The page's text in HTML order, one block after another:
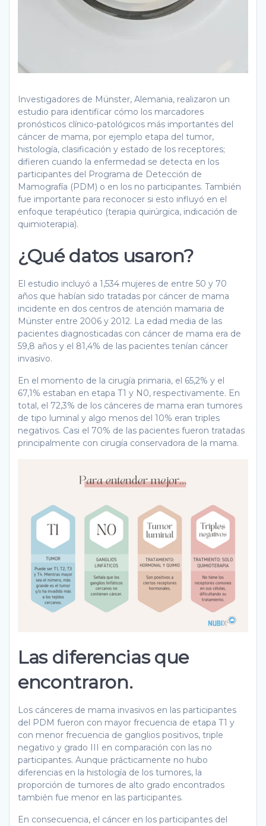
Investigadores de Münster, Alemania, realizaron un
estudio para identificar cómo los marcadores
pronósticos clínico-patológicos más importantes del
cáncer de mama, por ejemplo etapa del tumor,
histología, clasificación y estado de los receptores;
difieren cuando la enfermedad se detecta en los
participantes del Programa de Detección de
Mamografía (PDM) o en los no participantes. También
fue importante para reconocer si esto influyó en el
enfoque terapéutico (terapia quirúrgica, indicación de
quimioterapia).
¿Qué datos usaron?
El estudio incluyó a 1,534 mujeres de entre 50 y 70
años que habían sido tratadas por cáncer de mama
incidente en dos centros de atención mamaria de
Münster entre 2006 y 2012. La edad media de las
pacientes diagnosticadas con cáncer de mama era de
59,8 años y el 81,4% de las pacientes tenían cáncer
invasivo.
En el momento de la cirugía primaria, el 65,2% y el
67,1% estaban en etapa T1 y N0, respectivamente. En
total, el 72,3% de los cánceres de mama eran tumores
de tipo luminal y algo menos del 10% eran triples
negativos. Casi el 70% de las pacientes fueron tratadas
principalmente con cirugía conservadora de la mama.
Las diferencias que
encontraron.
Los cánceres de mama invasivos en las participantes
del PDM fueron con mayor frecuencia de etapa T1 y
con menor frecuencia de ganglios positivos, triple
negativo y grado III en comparación con las no
participantes. Aunque prácticamente no hubo
diferencias en la histología de los tumores, la
proporción de tumores de alto grado encontrados
también fue menor en las participantes.
En consecuencia, el cáncer en los participantes del